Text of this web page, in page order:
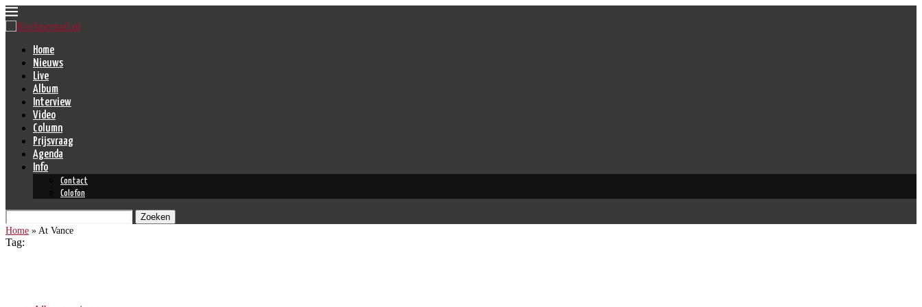
Home
Nieuws
Live
Album
Interview
Video
Column
Prijsvraag
Agenda
Info
Contact
Colofon
Zoeken
Home » At Vance
Tag: